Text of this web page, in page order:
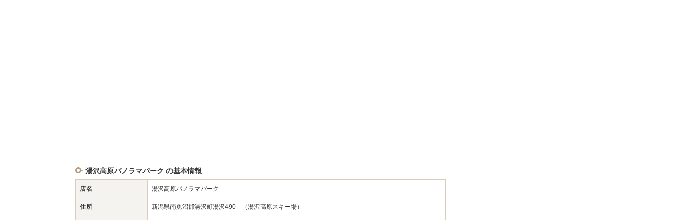
湯沢高原パノラマパーク の基本情報
店名 湯沢高原パノラマパーク
住所 新潟県南魚沼郡湯沢町湯沢490 （湯沢高原スキー場）